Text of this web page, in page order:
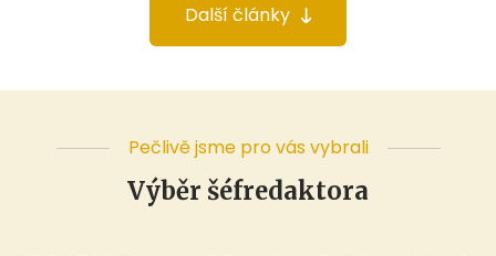
Další články
Pečlivě jsme pro vás vybrali
Výběr šéfredaktora